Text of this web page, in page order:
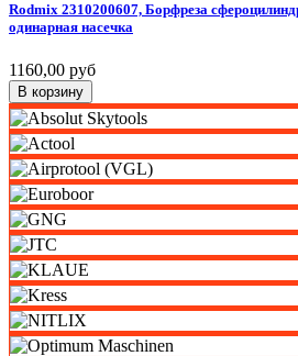
Rodmix 2310200607, Борфреза
одинарная насечка
1160,00 руб
В корзину